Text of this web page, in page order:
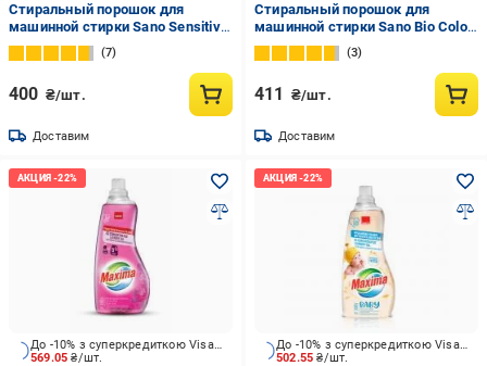
Стиральный порошок для
машинной стирки Sano Sensitive
1,25 кг
7
400 ₴/шт.
Доставим
Стиральный порошок для
машинной стирки Sano Bio Color
1,25 кг
3
411 ₴/шт.
Доставим
569.05₴/шт.
До -10% з суперкредиткою Visa Вигода
502.55₴/шт.
До -10% з суперкредиткою Visa Вигода